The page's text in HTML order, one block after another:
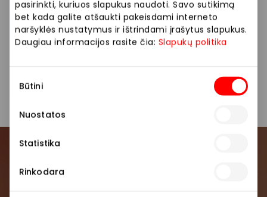
pasirinkti, kuriuos slapukus naudoti. Savo sutikimą
bet kada galite atšaukti pakeisdami interneto
naršyklės nustatymus ir ištrindami įrašytus slapukus.
Daugiau informacijos rasite čia: Slapukų politika
pasirinkimas
Būtini
Nuostatos
Statistika
Rinkodara
vadovaukitės tuo, kas nurodyta konkrečioje
parduotuvėje ar paslaugų teikimo vietoje. Visais
klausimais, susijusiais su konkrečiomis
prašome kreiptis tiesiogiai į atitinkamą
parduotuvę ar paslaugų teikimo vietą.